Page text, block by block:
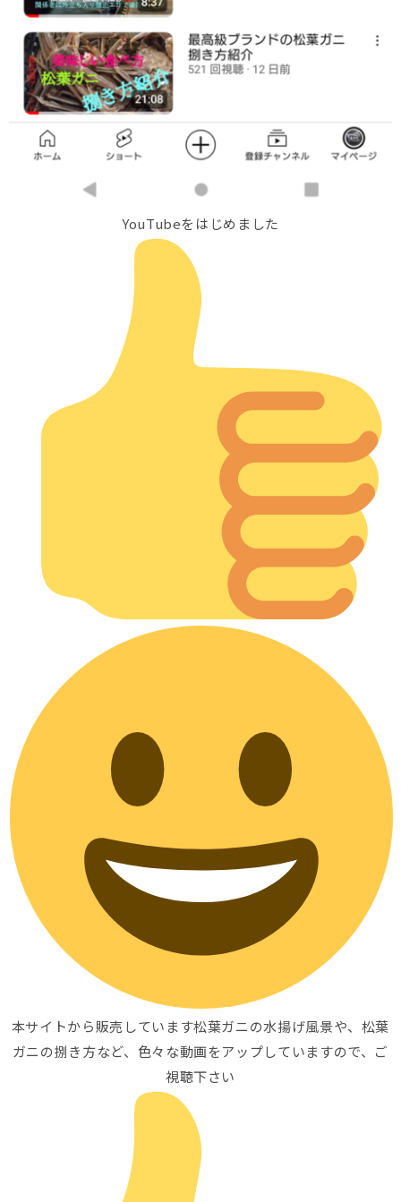
YouTubeをはじめました
本サイトから販売しています松葉ガニの水揚げ風景や、松葉
ガニの捌き方など、色々な動画をアップしていますので、ご
視聴下さい